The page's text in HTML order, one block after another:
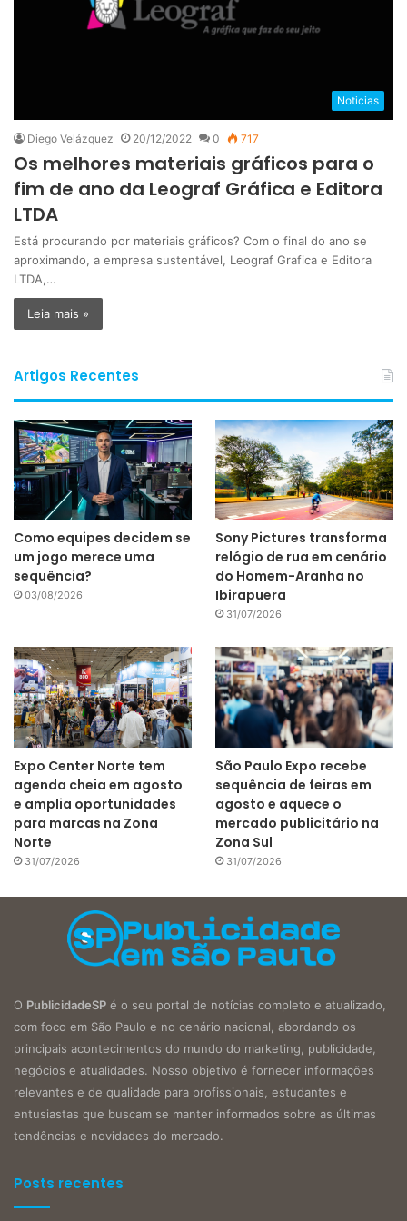
Noticias
Diego Velázquez 20/12/2022 0 717
Os melhores materiais gráficos para o
fim de ano da Leograf Gráfica e Editora
LTDA
Está procurando por materiais gráficos? Com o final do ano se
aproximando, a empresa sustentável, Leograf Grafica e Editora
LTDA,…
Leia mais »
Artigos Recentes
Como equipes decidem se
um jogo merece uma
sequência?
03/08/2026
Sony Pictures transforma
relógio de rua em cenário
do Homem-Aranha no
Ibirapuera
31/07/2026
Expo Center Norte tem
agenda cheia em agosto
e amplia oportunidades
para marcas na Zona
Norte
31/07/2026
São Paulo Expo recebe
sequência de feiras em
agosto e aquece o
mercado publicitário na
Zona Sul
31/07/2026
O PublicidadeSP é o seu portal de notícias completo e atualizado,
com foco em São Paulo e no cenário nacional, abordando os
principais acontecimentos do mundo do marketing, publicidade,
negócios e atualidades. Nosso objetivo é fornecer informações
relevantes e de qualidade para profissionais, estudantes e
entusiastas que buscam se manter informados sobre as últimas
tendências e novidades do mercado.
Posts recentes